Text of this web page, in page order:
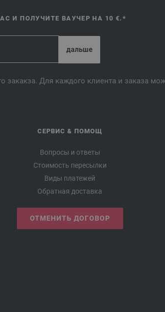
И ПОЛУЧИТЕ ВАУЧЕР НА 10 €.*
Для каждого клиента и заказа
СЕРВИС & ПОМОЩ
Вопросы и ответы
Стоимость пересылки
Виды платежей
Обратная доставка
ОТМЕНИТЬ ДОГОВОР